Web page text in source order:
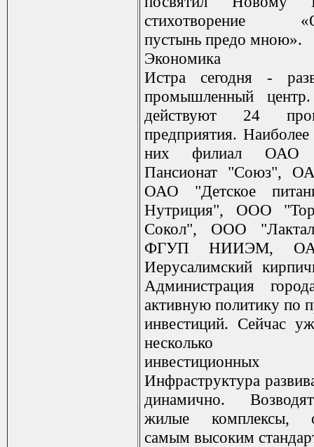
стихотворение
пустынь предо мною».
Экономика
Истра сегодня -
промышленный
действуют 24
предприятия.
них филиал ОАО
Пансионат "Союз",
ОАО "Детское
Нутриция", ООО
Сокол", ООО
ФГУП НИИЭМ,
Иерусалимский
Администрация
активную политику по
инвестиций. Сейчас
несколько
инвестиционных
Инфраструктура
динамично.
жилые комплексы,
самым высоким